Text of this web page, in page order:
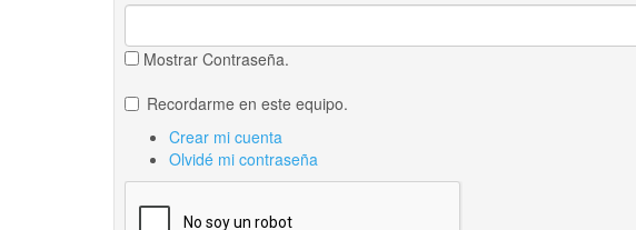
Mostrar Contraseña.
Recordarme en este equipo.
Crear mi cuenta
Olvidé mi contraseña